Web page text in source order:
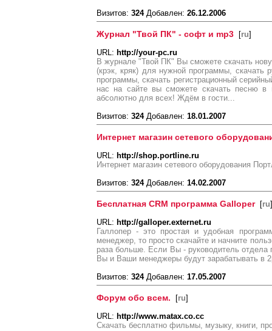
Визитов: 324Добавлен: 26.12.2006
Журнал "Твой ПК" - софт и mp3 [ru]
URL: http://your-pc.ru
В журнале "Твой ПК" Вы сможете скачать
(крэк, кряк) для нужной программы, скачать
программы, скачать регистрационный
нас на сайте вы сможете скачать песню в
абсолютно для всех! Ждём в гости...
Визитов: 324Добавлен: 18.01.2007
Интернет магазин сетевого
URL: http://shop.portline.ru
Интернет магазин сетевого оборудования
Визитов: 324Добавлен: 14.02.2007
Бесплатная CRM программа Galloper[ru]
URL: http://galloper.externet.ru
Галлопер - это простая и удобная
менеджер, то просто скачайте и начните
раза больше. Если Вы - руководитель
Вы и Ваши менеджеры будут зарабатывать в
Визитов: 324Добавлен: 17.05.2007
Форум обо всем. [ru]
URL: http://www.matax.co.cc
Скачать бесплатно фильмы, музыку, книги,